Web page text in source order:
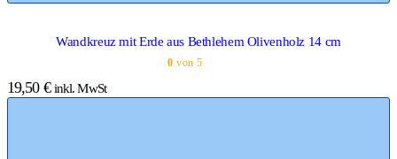
Wandkreuz mit Erde aus Bethlehem Olivenholz 14 cm
0 von 5
19,50 € inkl. MwSt